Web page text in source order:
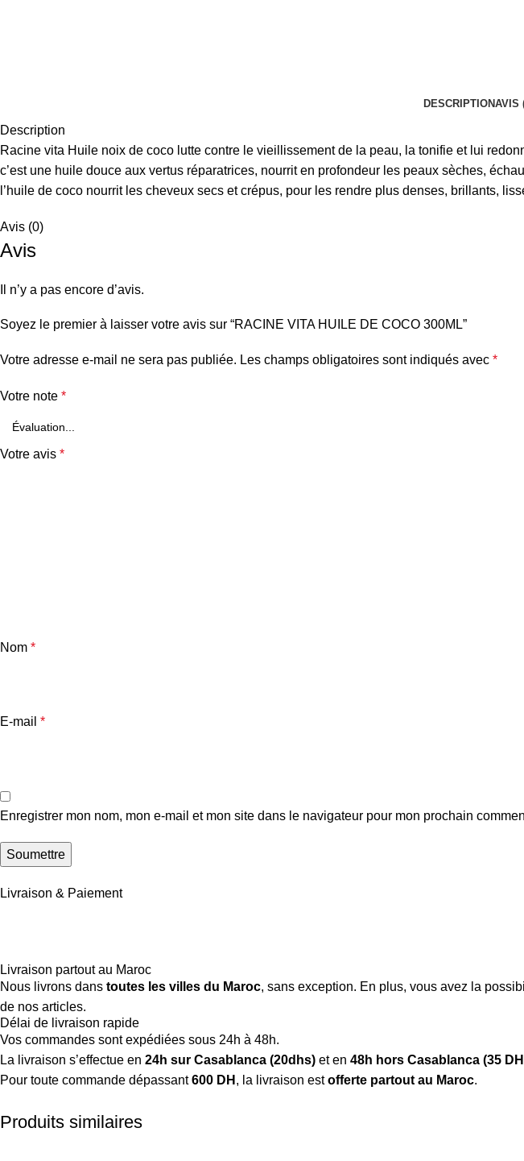
DESCRIPTIONAVIS
Description
Racine vita Huile noix de coco lutte contre le vieillissement de la peau, la tonifie et lui
c’est une huile douce aux vertus réparatrices, nourrit en profondeur les peaux sèches,
l’huile de coco nourrit les cheveux secs et crépus, pour les rendre plus denses, brillants,
Avis (0)
Avis
Il n’y a pas encore d’avis.
Soyez le premier à laisser votre avis sur “RACINE VITA HUILE DE COCO 300ML”
Votre adresse e-mail ne sera pas publiée. Les champs obligatoires sont indiqués avec *
Votre note *
Votre avis *
Nom *
E-mail *
Enregistrer mon nom, mon e-mail et mon site dans le navigateur pour mon prochain
Livraison & Paiement
Livraison partout au Maroc
Nous livrons dans toutes les villes du Maroc, sans exception. En plus, vous avez la
de nos articles.
Délai de livraison rapide
Vos commandes sont expédiées sous 24h à 48h.
La livraison s’effectue en 24h sur Casablanca (20dhs) et en 48h hors Casablanca (35
Pour toute commande dépassant600 DH , la livraison estofferte partout au Maroc.
Produits similaires